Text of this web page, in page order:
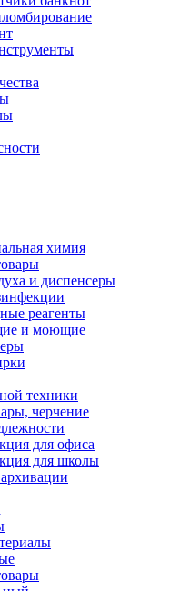
химия
и диспенсеры
реагенты
и моющие
техники
черчение
для офиса
для школы